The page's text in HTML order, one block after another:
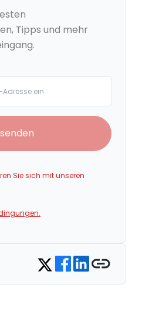
Tipps und mehr
Sie sich mit unseren
Share on Twitter
Share on Facebook
Share on LinkedIn
Copy link